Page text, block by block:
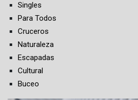
Singles
Para Todos
Cruceros
Naturaleza
Escapadas
Cultural
Buceo